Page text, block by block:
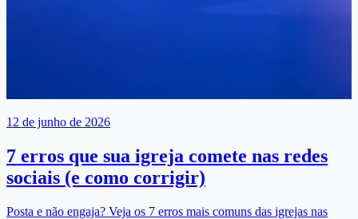
12 de junho de 2026
7 erros que sua igreja comete nas redes
sociais (e como corrigir)
Posta e não engaja? Veja os 7 erros mais comuns das igrejas nas